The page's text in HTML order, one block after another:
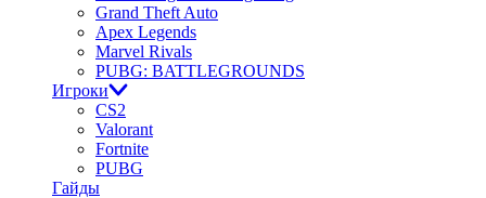
Grand Theft Auto
Apex Legends
Marvel Rivals
PUBG: BATTLEGROUNDS
Игроки
CS2
Valorant
Fortnite
PUBG
Гайды